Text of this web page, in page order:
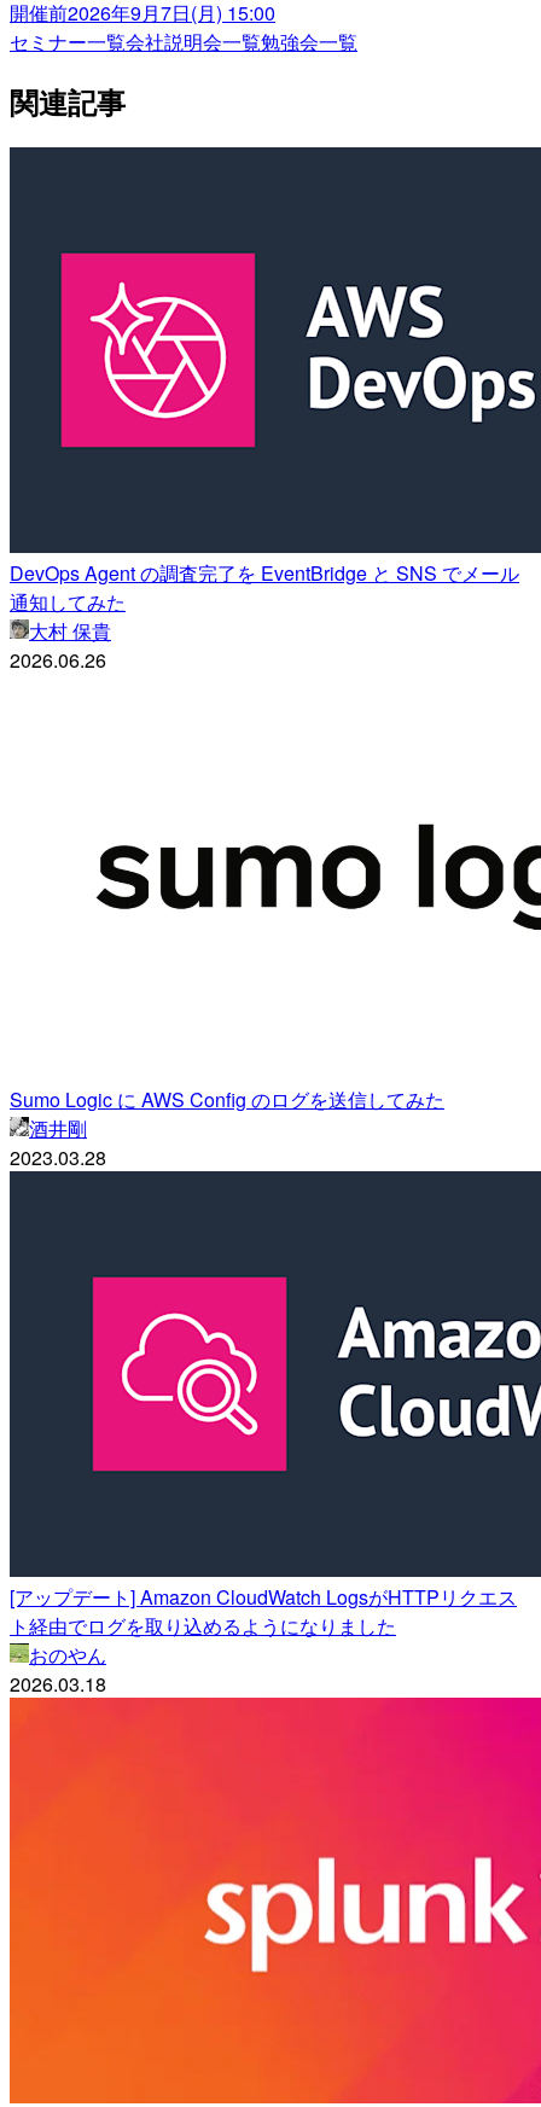
開催前2026年9月7日(月) 15:00
セミナー一覧会社説明会一覧勉強会一覧
関連記事
DevOps Agent の調査完了を EventBridge と SNS でメール
通知してみた
大村 保貴
2026.06.26
Sumo Logic に AWS Config のログを送信してみた
酒井剛
2023.03.28
[アップデート] Amazon CloudWatch LogsがHTTPリクエス
ト経由でログを取り込めるようになりました
おのやん
2026.03.18